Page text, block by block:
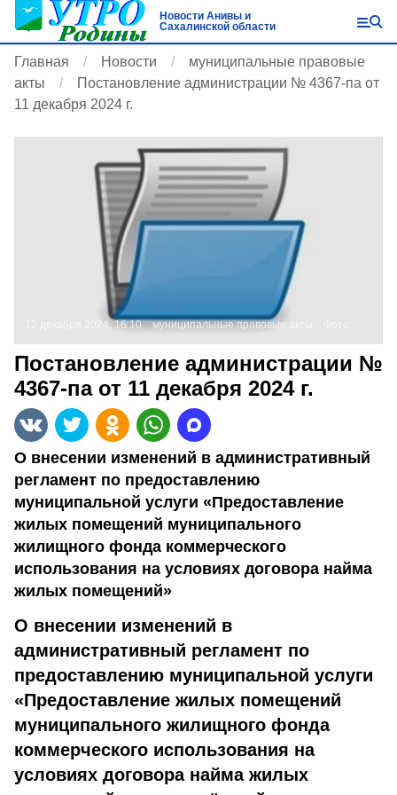
Новости Анивы и
Сахалинской области
Главная Новости
муниципальные правовые
акты
Постановление администрации № 4367-па от
11 декабря 2024 г.
12 декабря 2024, 16:10 муниципальные правовые акты
Постановление администрации №
4367-па от 11 декабря 2024 г.
О внесении изменений в административный
регламент по предоставлению
муниципальной услуги «Предоставление
жилых помещений муниципального
жилищного фонда коммерческого
использования на условиях договора найма
жилых помещений»
О внесении изменений в
административный регламент по
предоставлению муниципальной услуги
«Предоставление жилых помещений
муниципального жилищного фонда
коммерческого использования на
условиях договора найма жилых